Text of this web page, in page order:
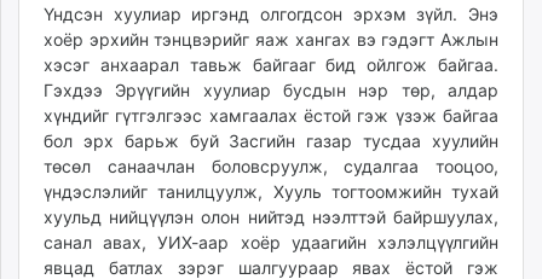
Үндсэн хуулиар иргэнд олгогдсон эрхэм зүйл. Энэ
хоёр эрхийн тэнцвэрийг яаж хангах вэ гэдэгт Ажлын
хэсэг анхаарал тавьж байгааг бид ойлгож байгаа.
Гэхдээ Эрүүгийн хуулиар бусдын нэр төр, алдар
хүндийг гүтгэлгээс хамгаалах ёстой гэж үзэж байгаа
бол эрх барьж буй Засгийн газар тусдаа хуулийн
төсөл санаачлан боловсруулж, судалгаа тооцоо,
үндэслэлийг танилцуулж, Хууль тогтоомжийн тухай
хуульд нийцүүлэн олон нийтэд нээлттэй байршуулах,
санал авах, УИХ-аар хоёр удаагийн хэлэлцүүлгийн
явцад батлах зэрэг шалгуураар явах ёстой гэж